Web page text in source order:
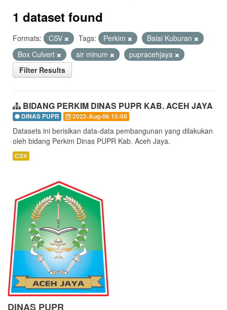
1 dataset found
Formats: CSV Tags: Perkim
Balai Kuburan
Box Culvert
air minum
pupracehjaya
Filter Results
BIDANG PERKIM DINAS PUPR KAB. ACEH JAYA
DINAS PUPR 2022-Aug-06 15:08
Datasets ini berisikan data-data pembangunan yang dilakukan
oleh bidang Perkim Dinas PUPR Kab. Aceh Jaya.
CSV
DINAS PUPR